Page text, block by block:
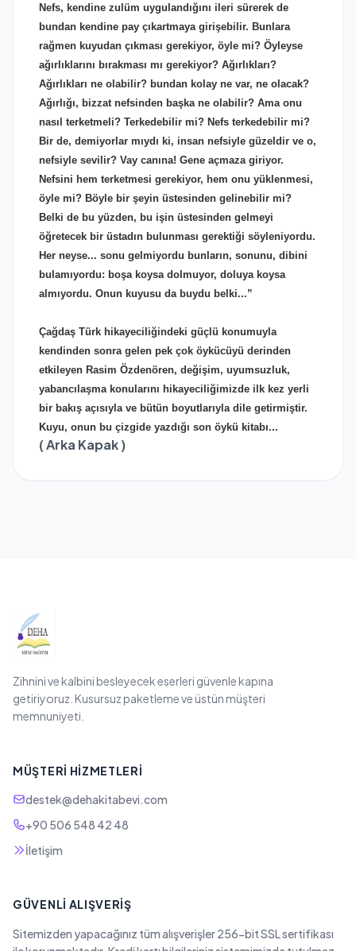
Nefs, kendine zulüm uygulandığını ileri sürerek de
bundan kendine pay çıkartmaya girişebilir. Bunlara
rağmen kuyudan çıkması gerekiyor, öyle mi? Öyleyse
ağırlıklarını bırakması mı gerekiyor? Ağırlıkları?
Ağırlıkları ne olabilir? bundan kolay ne var, ne olacak?
Ağırlığı, bizzat nefsinden başka ne olabilir? Ama onu
nasıl terketmeli? Terkedebilir mi? Nefs terkedebilir mi?
Bir de, demiyorlar mıydı ki, insan nefsiyle güzeldir ve o,
nefsiyle sevilir? Vay canına! Gene açmaza giriyor.
Nefsini hem terketmesi gerekiyor, hem onu yüklenmesi,
öyle mi? Böyle bir şeyin üstesinden gelinebilir mi?
Belki de bu yüzden, bu işin üstesinden gelmeyi
öğretecek bir üstadın bulunması gerektiği söyleniyordu.
Her neyse... sonu gelmiyordu bunların, sonunu, dibini
bulamıyordu: boşa koysa dolmuyor, doluya koysa
almıyordu. Onun kuyusu da buydu belki...”
Çağdaş Türk hikayeciliğindeki güçlü konumuyla
kendinden sonra gelen pek çok öykücüyü derinden
etkileyen Rasim Özdenören, değişim, uyumsuzluk,
yabancılaşma konularını hikayeciliğimizde ilk kez yerli
bir bakış açısıyla ve bütün boyutlarıyla dile getirmiştir.
Kuyu, onun bu çizgide yazdığı son öykü kitabı...
( Arka Kapak )
Zihnini ve kalbini besleyecek eserleri güvenle kapına
getiriyoruz. Kusursuz paketleme ve üstün müşteri
memnuniyeti.
MÜŞTERI HIZMETLERI
destek@dehakitabevi.com
+90 506 548 42 48
İletişim
GÜVENLI ALIŞVERIŞ
Sitemizden yapacağınız tüm alışverişler 256-bit SSL sertifikası